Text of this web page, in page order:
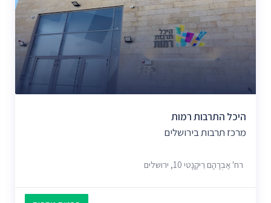
היכל התרבות רמות
מרכז תרבות בירושלים
רח' אַבְרָהָם רֵיקָנָטי 10, ירושלים